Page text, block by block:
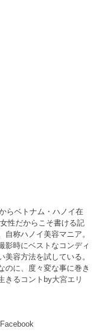
らベトナム・ハノイ在
性だからこそ書ける記
称ハノイ美容マニア。
影時にベストなコンディ
容方法を試している。
のに、度々変な事に巻き
きるコントby大宮エリ
Facebook